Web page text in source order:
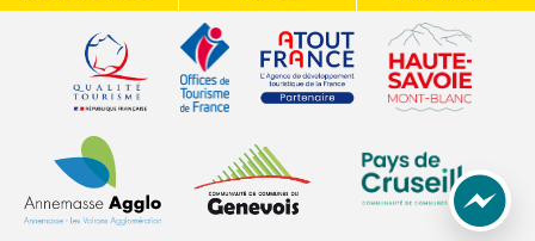
Qualité tourisme (s'ouvre dans une nouvelle fenêtre)
Office de tourisme de France (s'ouvre
Atout France (s'ouvre dans
Annemasse Agglo (s'ouvre dans une nouvelle fenêtre)
Communauté de communes du
Communauté de